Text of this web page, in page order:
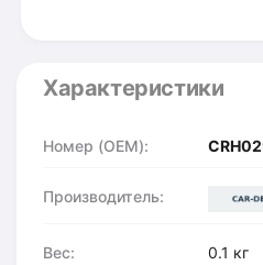
Характеристики
Номер (OEM):
Производитель:
Вес: 0.1 кг